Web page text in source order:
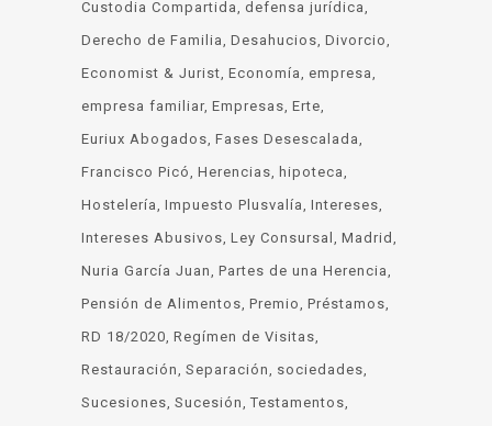
Custodia Compartida defensa jurídica
Derecho de Familia Desahucios Divorcio
Economist & Jurist Economía empresa
empresa familiar Empresas Erte
Euriux Abogados Fases Desescalada
Francisco Picó Herencias
hipoteca
Hostelería Impuesto Plusvalía Intereses
Intereses Abusivos Ley Consursal
Madrid
Nuria García Juan Partes de una Herencia
Pensión de Alimentos Premio Préstamos
RD 18/2020 Regímen de Visitas
Restauración Separación
sociedades
Sucesiones Sucesión Testamentos